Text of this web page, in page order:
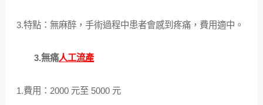
3.特點：無麻醉，手術過程中患者會感到疼痛，費用適中。
3.無痛人工流產
1.費用：2000 元至 5000 元